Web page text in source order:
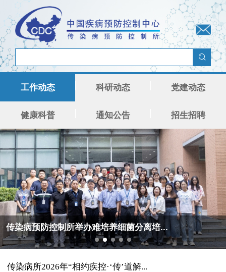
工作动态 科研动态 党建动态
健康科普 通知公告 招生招聘
传染病预防控制所举办难培养细菌分离培...
传染病所2026年“相约疾控·‘传’道解...